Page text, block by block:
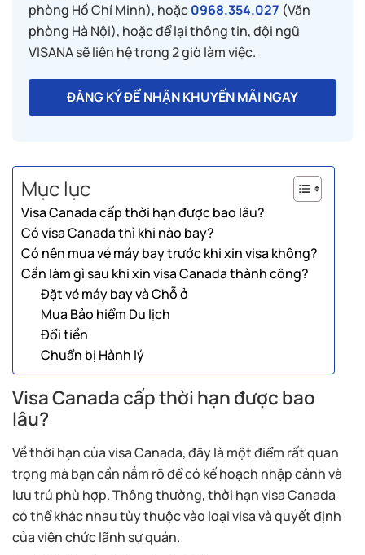
phòng Hồ Chí Minh), hoặc0968.354.027 (Văn
phòng Hà Nội), hoặc để lại thông tin, đội ngũ
VISANA sẽ liên hệ trong 2 giờ làm việc.
ĐĂNG KÝ ĐỂ NHẬN KHUYẾN MÃI NGAY
Mục lục
Visa Canada cấp thời hạn được bao lâu?
Có visa Canada thì khi nào bay?
Có nên mua vé máy bay trước khi xin visa không?
Cần làm gì sau khi xin visa Canada thành công?
Đặt vé máy bay và Chỗ ở
Mua Bảo hiểm Du lịch
Đổi tiền
Chuẩn bị Hành lý
Visa Canada cấp thời hạn được bao
lâu?
Về thời hạn của visa Canada, đây là một điểm rất quan
trọng mà bạn cần nắm rõ để có kế hoạch nhập cảnh và
lưu trú phù hợp. Thông thường, thời hạn visa Canada
có thể khác nhau tùy thuộc vào loại visa và quyết định
của viên chức lãnh sự quán.